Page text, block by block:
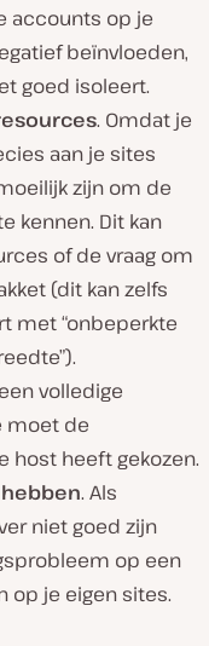
accounts op je
beïnvloeden,
goed isoleert.
. Omdat je
aan je sites
zijn om de
kennen. Dit kan
of de vraag om
(dit kan zelfs
met “onbeperkte
volledige
moet de
host heeft gekozen.
. Als
niet goed zijn
op een
op je eigen sites.